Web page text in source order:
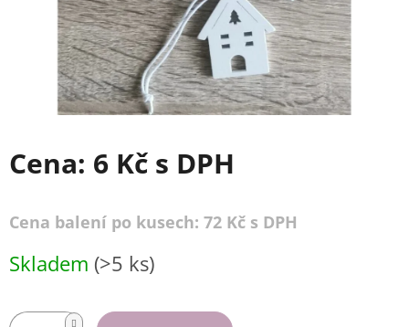
Cena: 6 Kč s DPH
Cena balení po kusech: 72 Kč s DPH
cena:
Skladem (>5 ks)